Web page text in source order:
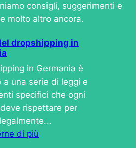
consigli, suggerimenti e
molto altro ancora.
dropshipping in
in Germania è
a una serie di leggi e
specifici che ogni
rispettare per
di più